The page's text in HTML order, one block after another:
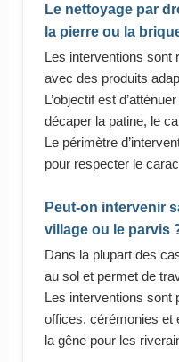
Le nettoyage par
la pierre ou la
Les interventions sont
avec des produits
L’objectif est
décaper la patine, le
Le périmètre
pour respecter le
Peut-on intervenir
village ou le parvis
Dans la plupart des
au sol et permet de
Les interventions sont
offices, cérémonies et
la gêne pour les